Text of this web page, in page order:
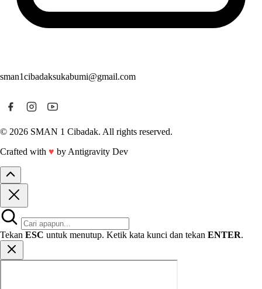
sman1cibadaksukabumi@gmail.com
© 2026 SMAN 1 Cibadak. All rights reserved.
Crafted with ♥ by Antigravity Dev
Tekan ESC untuk menutup. Ketik kata kunci dan tekan ENTER.